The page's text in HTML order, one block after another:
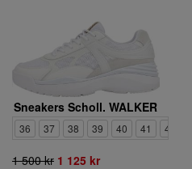
Sneakers Scholl. WALKER
36 37 38 39 40 41 42
1 500 kr 1 125 kr